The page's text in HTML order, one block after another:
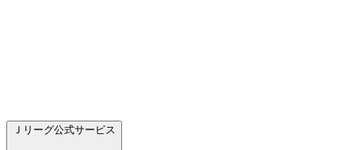
Ｊリーグ公式サービス